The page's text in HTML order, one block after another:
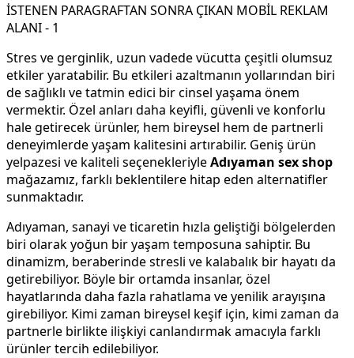
İSTENEN PARAGRAFTAN SONRA ÇIKAN MOBİL REKLAM
ALANI - 1
Stres ve gerginlik, uzun vadede vücutta çeşitli olumsuz
etkiler yaratabilir. Bu etkileri azaltmanın yollarından biri
de sağlıklı ve tatmin edici bir cinsel yaşama önem
vermektir. Özel anları daha keyifli, güvenli ve konforlu
hale getirecek ürünler, hem bireysel hem de partnerli
deneyimlerde yaşam kalitesini artırabilir. Geniş ürün
yelpazesi ve kaliteli seçenekleriyleAdıyaman sex shop
mağazamız, farklı beklentilere hitap eden alternatifler
sunmaktadır.
Adıyaman, sanayi ve ticaretin hızla geliştiği bölgelerden
biri olarak yoğun bir yaşam temposuna sahiptir. Bu
dinamizm, beraberinde stresli ve kalabalık bir hayatı da
getirebiliyor. Böyle bir ortamda insanlar, özel
hayatlarında daha fazla rahatlama ve yenilik arayışına
girebiliyor. Kimi zaman bireysel keşif için, kimi zaman da
partnerle birlikte ilişkiyi canlandırmak amacıyla farklı
ürünler tercih edilebiliyor.